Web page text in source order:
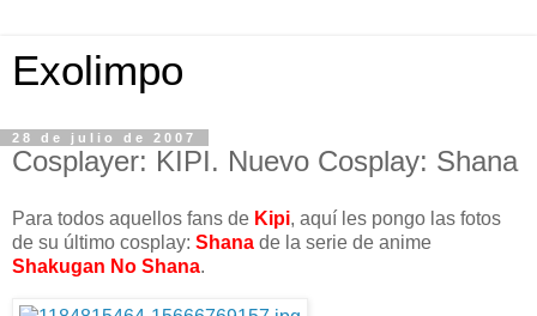
Exolimpo
28 de julio de 2007
Cosplayer: KIPI. Nuevo Cosplay: Shana
Para todos aquellos fans de Kipi, aquí les pongo las fotos
de su último cosplay: Shana de la serie de anime
Shakugan No Shana.